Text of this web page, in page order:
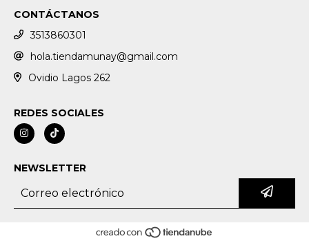
CONTÁCTANOS
3513860301
hola.tiendamunay@gmail.com
Ovidio Lagos 262
REDES SOCIALES
NEWSLETTER